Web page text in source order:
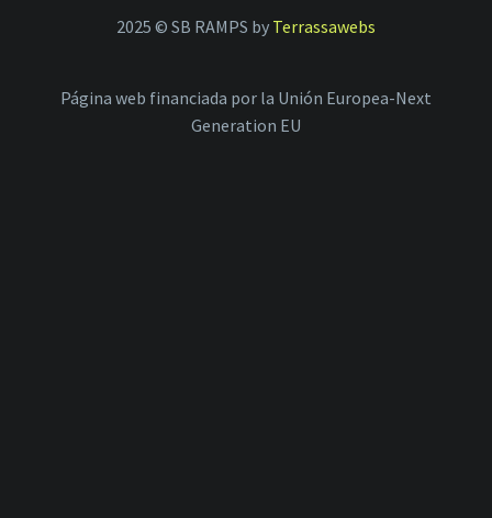
2025 © SB RAMPS by Terrassawebs
Página web financiada por la Unión Europea-Next
Generation EU